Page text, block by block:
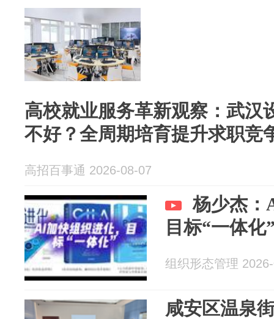
高校就业服务革新观察：武汉
不好？全周期培育提升求职竞
高招百事通 2026-08-07
杨少杰：
目标“一体化
组织形态管理
咸安区温泉